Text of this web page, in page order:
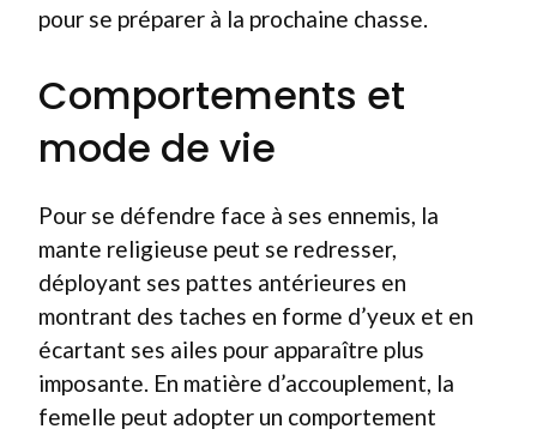
pour se préparer à la prochaine chasse.
Comportements et
mode de vie
Pour se défendre face à ses ennemis, la
mante religieuse peut se redresser,
déployant ses pattes antérieures en
montrant des taches en forme d’yeux et en
écartant ses ailes pour apparaître plus
imposante. En matière d’accouplement, la
femelle peut adopter un comportement